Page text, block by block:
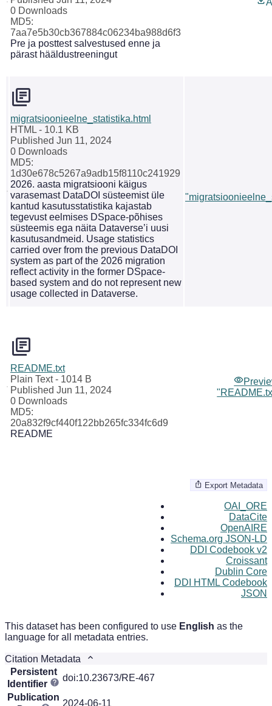
0 Downloads
MD5:
7aa7e5b30cb367884c06234ba988d6f3
Pre ja posttest salvestused enne ja
pärast hääldustreeningut
migratsioonieelne_statistika.html
HTML - 10.1 KB
Published Jun 11, 2024
0 Downloads
MD5:
1d30e678c5267a9adb15f8110c241929
2026. aasta migratsiooni käigus
varasemast DataDOI süsteemist üle
kantud kasutusstatistika kajastab
tegevust eelmises DSpace-põhises
süsteemis ega näita Dataverse’i uusi
kasutusandmeid. Usage statistics
carried over from the previous DataDOI
system as part of the 2026 migration
reflect activity in the former DSpace-
based system and do not represent new
usage collected in Dataverse.
README.txt
Plain Text- 1014 B
Published Jun 11, 2024
0 Downloads
MD5:
20a832f9cf440f122bb265fc334fc6d9
README
Export Metadata
OAI_ORE
DataCite
OpenAIRE
Schema.org JSON-LD
DDI Codebook v2
Croissant
Dublin Core
DDI HTML Codebook
JSON
This dataset has been configured to use English as the
language for all metadata entries.
Citation Metadata
Persistent
Identifier
doi:10.23673/RE-467
Publication
2024-06-11